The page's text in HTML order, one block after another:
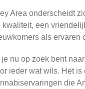
Area onderscheidt
kwaliteit, een
als ervaren
je nu op zoek bent
ieder wat wils. Het
die